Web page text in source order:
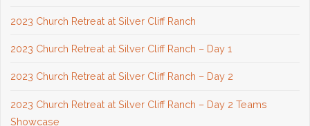
2023 Church Retreat at Silver Cliff Ranch
2023 Church Retreat at Silver Cliff Ranch – Day 1
2023 Church Retreat at Silver Cliff Ranch – Day 2
2023 Church Retreat at Silver Cliff Ranch – Day 2 Teams
Showcase